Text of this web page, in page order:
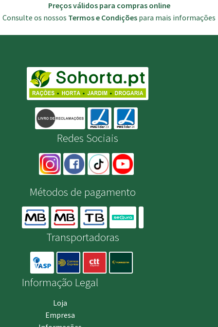
Preços válidos para compras online
Consulte os nossos Termos e Condições para mais informações
Redes Sociais
Métodos de pagamento
Transportadoras
Informação Legal
Loja
Empresa